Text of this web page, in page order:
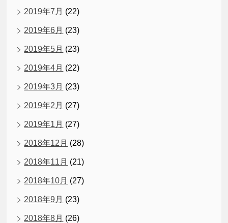
2019年7月 (22)
2019年6月 (23)
2019年5月 (23)
2019年4月 (22)
2019年3月 (23)
2019年2月 (27)
2019年1月 (27)
2018年12月 (28)
2018年11月 (21)
2018年10月 (27)
2018年9月 (23)
2018年8月 (26)